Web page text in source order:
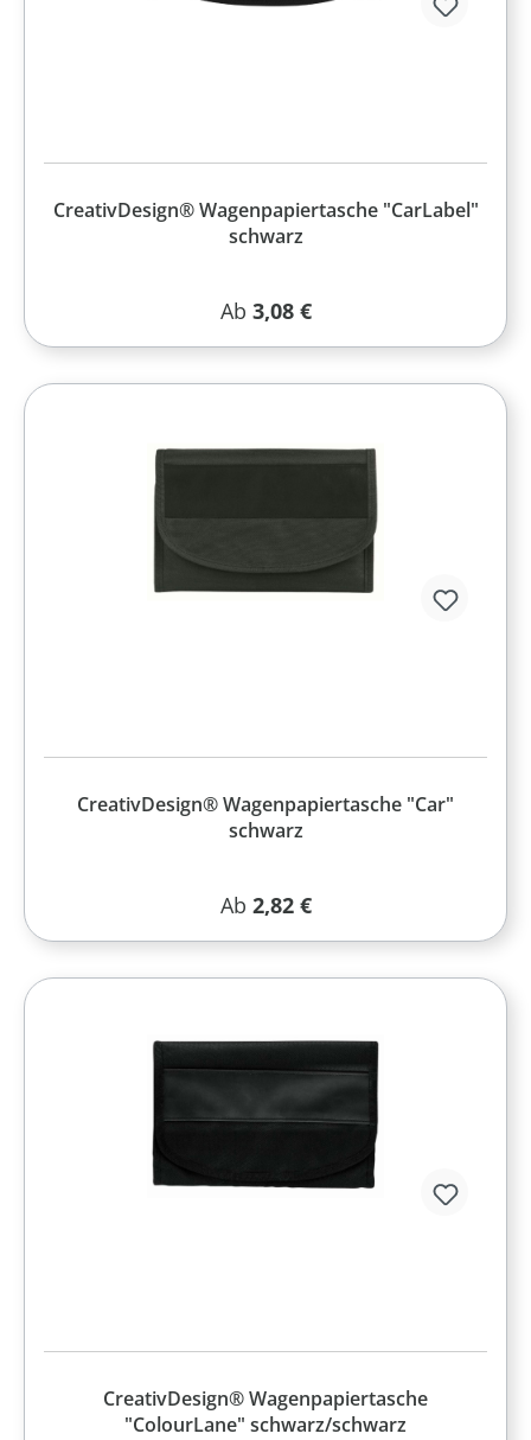
CreativDesign® Wagenpapiertasche "CarLabel"
schwarz
Regulärer Preis:
Ab 3,08 €
CreativDesign® Wagenpapiertasche "Car"
schwarz
Regulärer Preis:
Ab 2,82 €
CreativDesign® Wagenpapiertasche
"ColourLane" schwarz/schwarz